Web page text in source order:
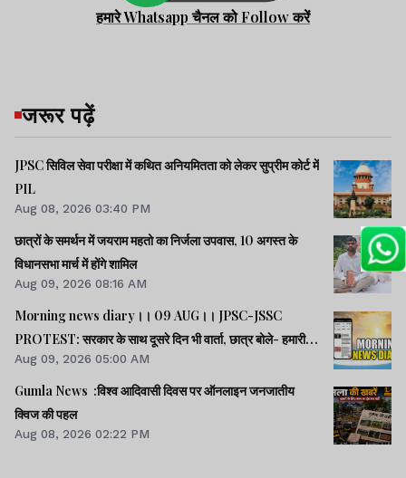
हमारे Whatsapp चैनल को Follow करें
जरूर पढ़ें
JPSC सिविल सेवा परीक्षा में कथित अनियमितता को लेकर सुप्रीम कोर्ट में
PIL
Aug 08, 2026 03:40 PM
छात्रों के समर्थन में जयराम महतो का निर्जला उपवास, 10 अगस्त के
विधानसभा मार्च में होंगे शामिल
Aug 09, 2026 08:16 AM
Morning news diary।। 09 AUG।। JPSC-JSSC
PROTEST: सरकार के साथ दूसरे दिन भी वार्ता, छात्र बोले- हमारी
बातें सुनी गईं।। छात्रों के समर्थन में उतरी भाजपा, 10 को विधानसभा
घेराव।। भारत सहित 5 देशों पर 100% टैरिफ लगानेवाला बिल US
सीनेट से पास।। समेत कई खबरें व वीडियो.
Aug 09, 2026 05:00 AM
Gumla News :विश्व आदिवासी दिवस पर ऑनलाइन जनजातीय
क्विज की पहल
Aug 08, 2026 02:22 PM